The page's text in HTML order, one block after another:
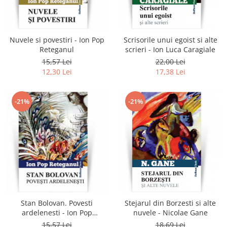
Literatura
Clasica
Contemporana
Non-fictiune
Calatorii
Memorii
Publicistica / Reportaje / Interviuri
Stiinte umaniste
Istorie
Sociologie si filozofie
Nuvele si povestiri - Ion Pop
Reteganul
15,57 Lei
12,30 Lei
Scrisorile unui egoist si alte
scrieri - Ion Luca Caragiale
22,00 Lei
17,38 Lei
-21%
Stan Bolovan. Povesti
ardelenesti - Ion Pop
Reteganul
15,57 Lei
-21%
Stejarul din Borzesti si alte
nuvele - Nicolae Gane
18,69 Lei